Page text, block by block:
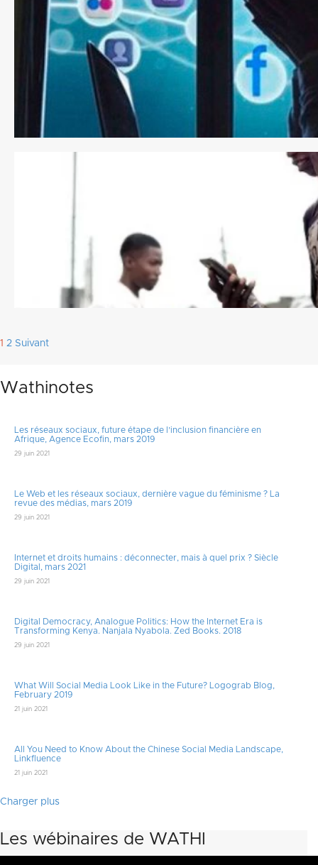
Pagination
publications
1 2 Suivant
Wathinotes
Les réseaux sociaux, future étape de l’inclusion financière en
Afrique, Agence Ecofin, mars 2019
29 juin 2021
Le Web et les réseaux sociaux, dernière vague du féminisme ? La
revue des médias, mars 2019
29 juin 2021
Internet et droits humains : déconnecter, mais à quel prix ? Siècle
Digital, mars 2021
29 juin 2021
Digital Democracy, Analogue Politics: How the Internet Era is
Transforming Kenya. Nanjala Nyabola. Zed Books. 2018
29 juin 2021
What Will Social Media Look Like in the Future? Logograb Blog,
February 2019
21 juin 2021
All You Need to Know About the Chinese Social Media Landscape,
Linkfluence
21 juin 2021
Charger plus
Les wébinaires de WATHI